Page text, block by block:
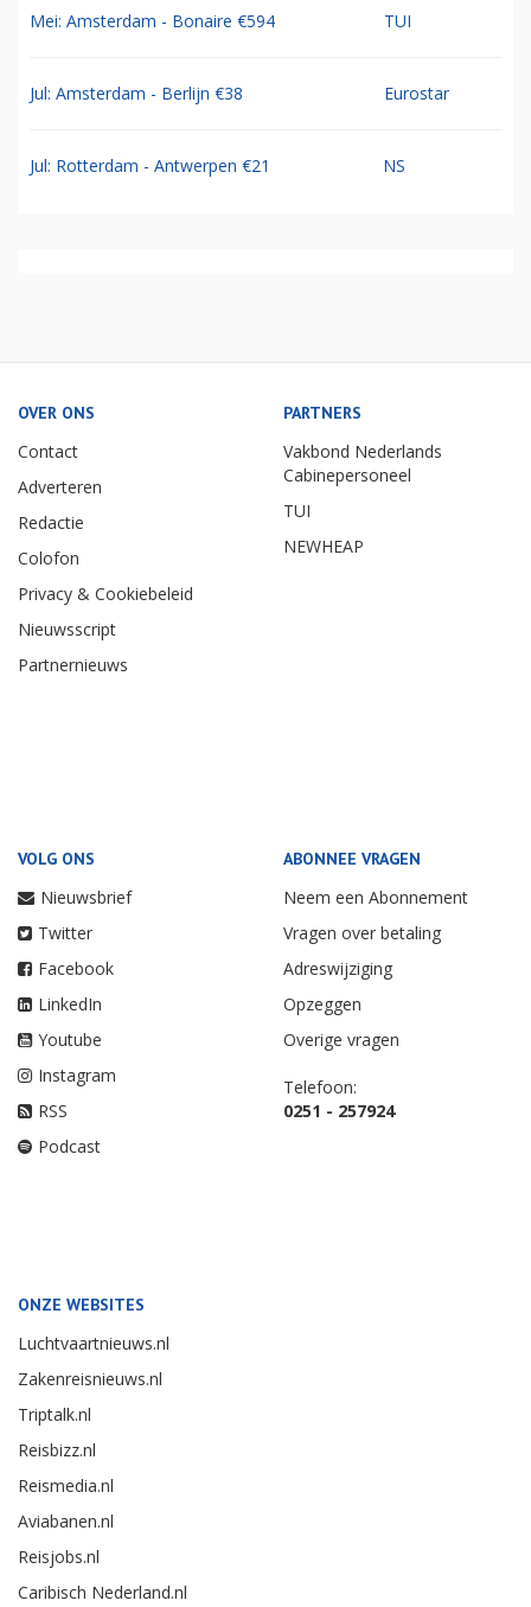
Mei: Amsterdam - Bonaire €594 TUI
Jul: Amsterdam - Berlijn €38 Eurostar
Jul: Rotterdam - Antwerpen €21 NS
OVER ONS
Contact
Adverteren
Redactie
Colofon
Privacy & Cookiebeleid
Nieuwsscript
Partnernieuws
PARTNERS
Vakbond Nederlands
Cabinepersoneel
TUI
NEWHEAP
VOLG ONS
Nieuwsbrief
Twitter
Facebook
LinkedIn
Youtube
Instagram
RSS
Podcast
ABONNEE VRAGEN
Neem een Abonnement
Vragen over betaling
Adreswijziging
Opzeggen
Overige vragen
Telefoon:
0251 - 257924
ONZE WEBSITES
Luchtvaartnieuws.nl
Zakenreisnieuws.nl
Triptalk.nl
Reisbizz.nl
Reismedia.nl
Aviabanen.nl
Reisjobs.nl
Caribisch Nederland.nl